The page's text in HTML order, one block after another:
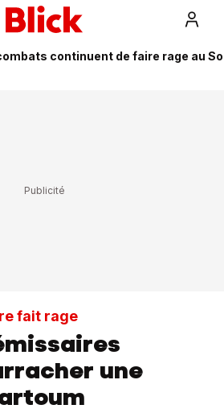
continuent de faire rage au
fait rage
une